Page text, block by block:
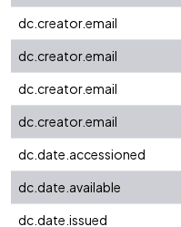
dc.creator.email
dc.creator.email
dc.creator.email
dc.creator.email
dc.date.accessioned
dc.date.available
dc.date.issued